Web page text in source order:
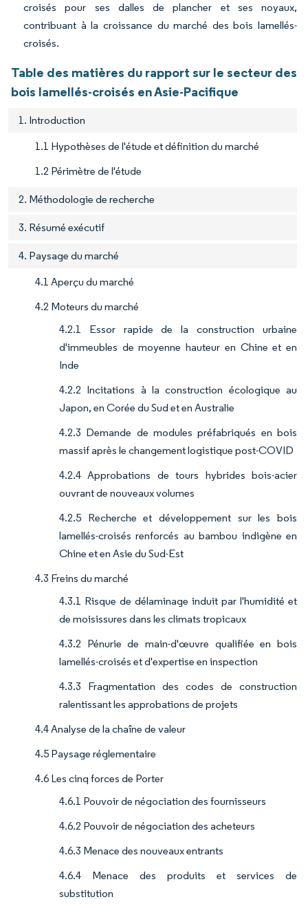
croisés pour ses dalles de plancher et ses noyaux,
contribuant à la croissance du marché des bois lamellés-
croisés.
Table des matières du rapport sur le secteur des
bois lamellés-croisés en Asie-Pacifique
1. Introduction
1.1 Hypothèses de l'étude et définition du marché
1.2 Périmètre de l'étude
2. Méthodologie de recherche
3. Résumé exécutif
4. Paysage du marché
4.1 Aperçu du marché
4.2 Moteurs du marché
4.2.1 Essor rapide de la construction urbaine
d'immeubles de moyenne hauteur en Chine et en
Inde
4.2.2 Incitations à la construction écologique au
Japon, en Corée du Sud et en Australie
4.2.3 Demande de modules préfabriqués en bois
massif après le changement logistique post-COVID
4.2.4 Approbations de tours hybrides bois-acier
ouvrant de nouveaux volumes
4.2.5 Recherche et développement sur les bois
lamellés-croisés renforcés au bambou indigène en
Chine et en Asie du Sud-Est
4.3 Freins du marché
4.3.1 Risque de délaminage induit par l'humidité et
de moisissures dans les climats tropicaux
4.3.2 Pénurie de main-d'œuvre qualifiée en bois
lamellés-croisés et d'expertise en inspection
4.3.3 Fragmentation des codes de construction
ralentissant les approbations de projets
4.4 Analyse de la chaîne de valeur
4.5 Paysage réglementaire
4.6 Les cinq forces de Porter
4.6.1 Pouvoir de négociation des fournisseurs
4.6.2 Pouvoir de négociation des acheteurs
4.6.3 Menace des nouveaux entrants
4.6.4 Menace des produits et services de
substitution